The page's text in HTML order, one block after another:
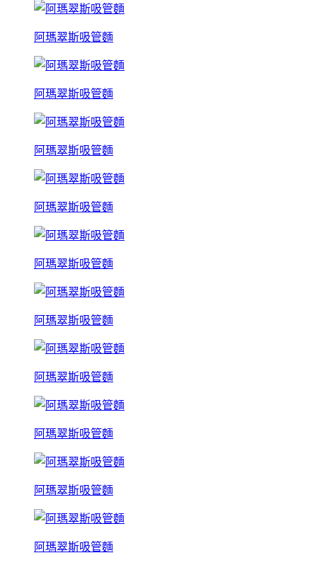
阿瑪翠斯吸管麵
阿瑪翠斯吸管麵
阿瑪翠斯吸管麵
阿瑪翠斯吸管麵
阿瑪翠斯吸管麵
阿瑪翠斯吸管麵
阿瑪翠斯吸管麵
阿瑪翠斯吸管麵
阿瑪翠斯吸管麵
阿瑪翠斯吸管麵